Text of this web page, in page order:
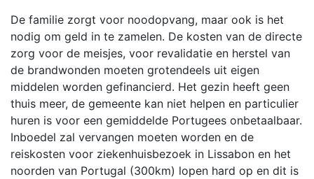
De familie zorgt voor noodopvang, maar ook is het
nodig om geld in te zamelen. De kosten van de directe
zorg voor de meisjes, voor revalidatie en herstel van
de brandwonden moeten grotendeels uit eigen
middelen worden gefinancierd. Het gezin heeft geen
thuis meer, de gemeente kan niet helpen en particulier
huren is voor een gemiddelde Portugees onbetaalbaar.
Inboedel zal vervangen moeten worden en de
reiskosten voor ziekenhuisbezoek in Lissabon en het
noorden van Portugal (300km) lopen hard op en dit is